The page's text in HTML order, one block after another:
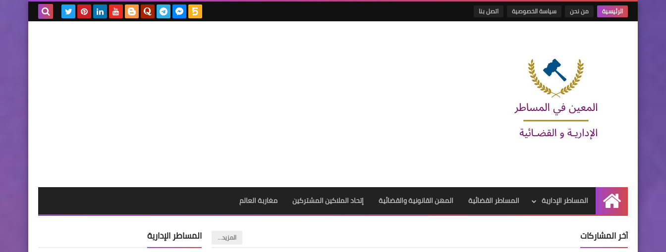
الرئيسية من نحن سياسة الخصوصية اتصل بنا
الرئيسية
المساطر الإدارية المساطر القضائية المهن القانونية والقضائية إتحاد الملاكين المشتركين مغاربة العالم
آخر المشاركات ‏المزيد… المساطر الإدارية